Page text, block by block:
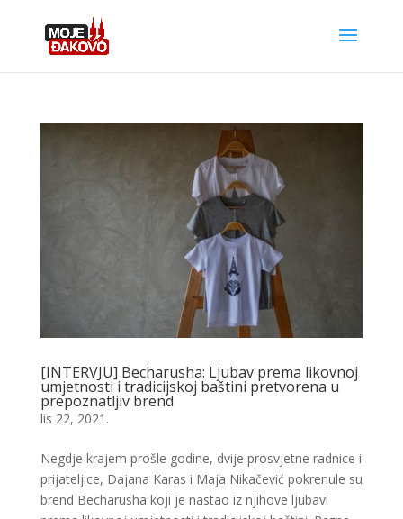
[INTERVJU] Becharusha: Ljubav prema likovnoj
umjetnosti i tradicijskoj baštini pretvorena u
prepoznatljiv brend
lis 22, 2021.
Negdje krajem prošle godine, dvije prosvjetne radnice i
prijateljice, Dajana Karas i Maja Nikačević pokrenule su
brend Becharusha koji je nastao iz njihove ljubavi